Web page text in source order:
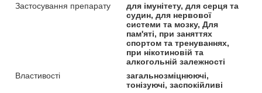
Застосування препарату
для імунітету, для серця та
судин, для нервової
системи та мозку, Для
пам'яті, при заняттях
спортом та тренуваннях,
при нікотиновій та
алкогольній залежності
Властивості
загальнозміцнюючі,
тонізуючі, заспокійливі